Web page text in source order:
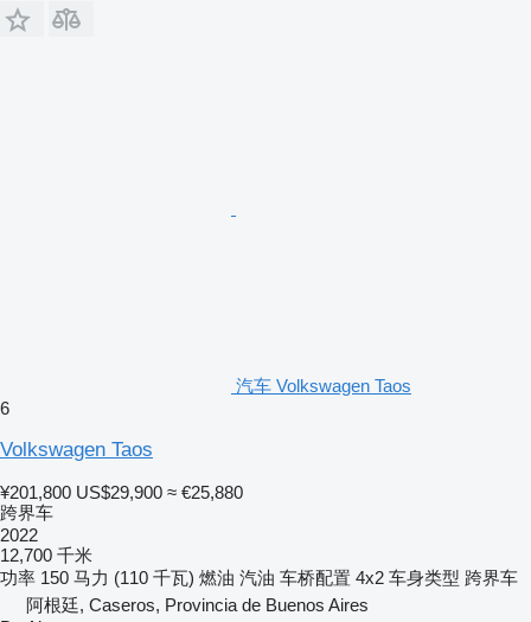
汽车 Volkswagen Taos
6
Volkswagen Taos
¥201,800 US$29,900 ≈ €25,880
跨界车
2022
12,700 千米
功率 150 马力 (110 千瓦) 燃油 汽油 车桥配置 4x2 车身类型 跨界车
阿根廷, Caseros, Provincia de Buenos Aires